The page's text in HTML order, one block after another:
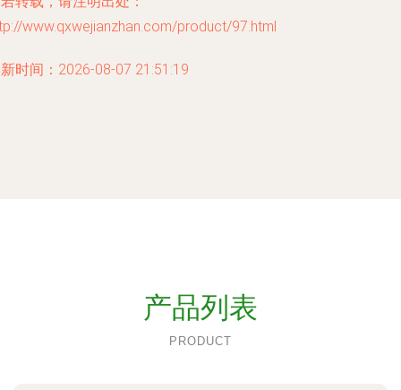
www.qxwejianzhan.com/product/97.html
时间：2026-08-07 21:51:19
产品列表
PRODUCT